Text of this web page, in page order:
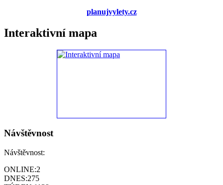
planujvylety.cz
Interaktivní mapa
Návštěvnost
Návštěvnost:
ONLINE:2
DNES:275